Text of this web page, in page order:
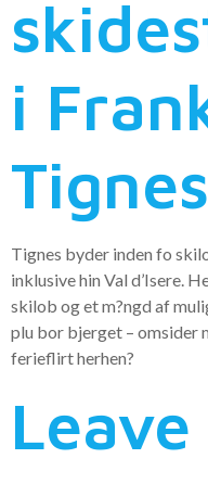
i
Tignes
Tignes byder inden fo
inklusive hin Val d’Isere.
skilob og et m?ngd af
plu bor bjerget – omsider
ferieflirt herhen?